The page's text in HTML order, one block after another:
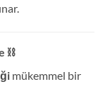
⛓️
mükemmel bir